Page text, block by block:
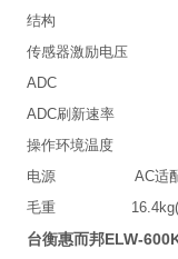
结构
传感器激励电压
ADC
ADC刷新速率
操作环境温度
电源
AC适
毛重
台衡惠而邦ELW-